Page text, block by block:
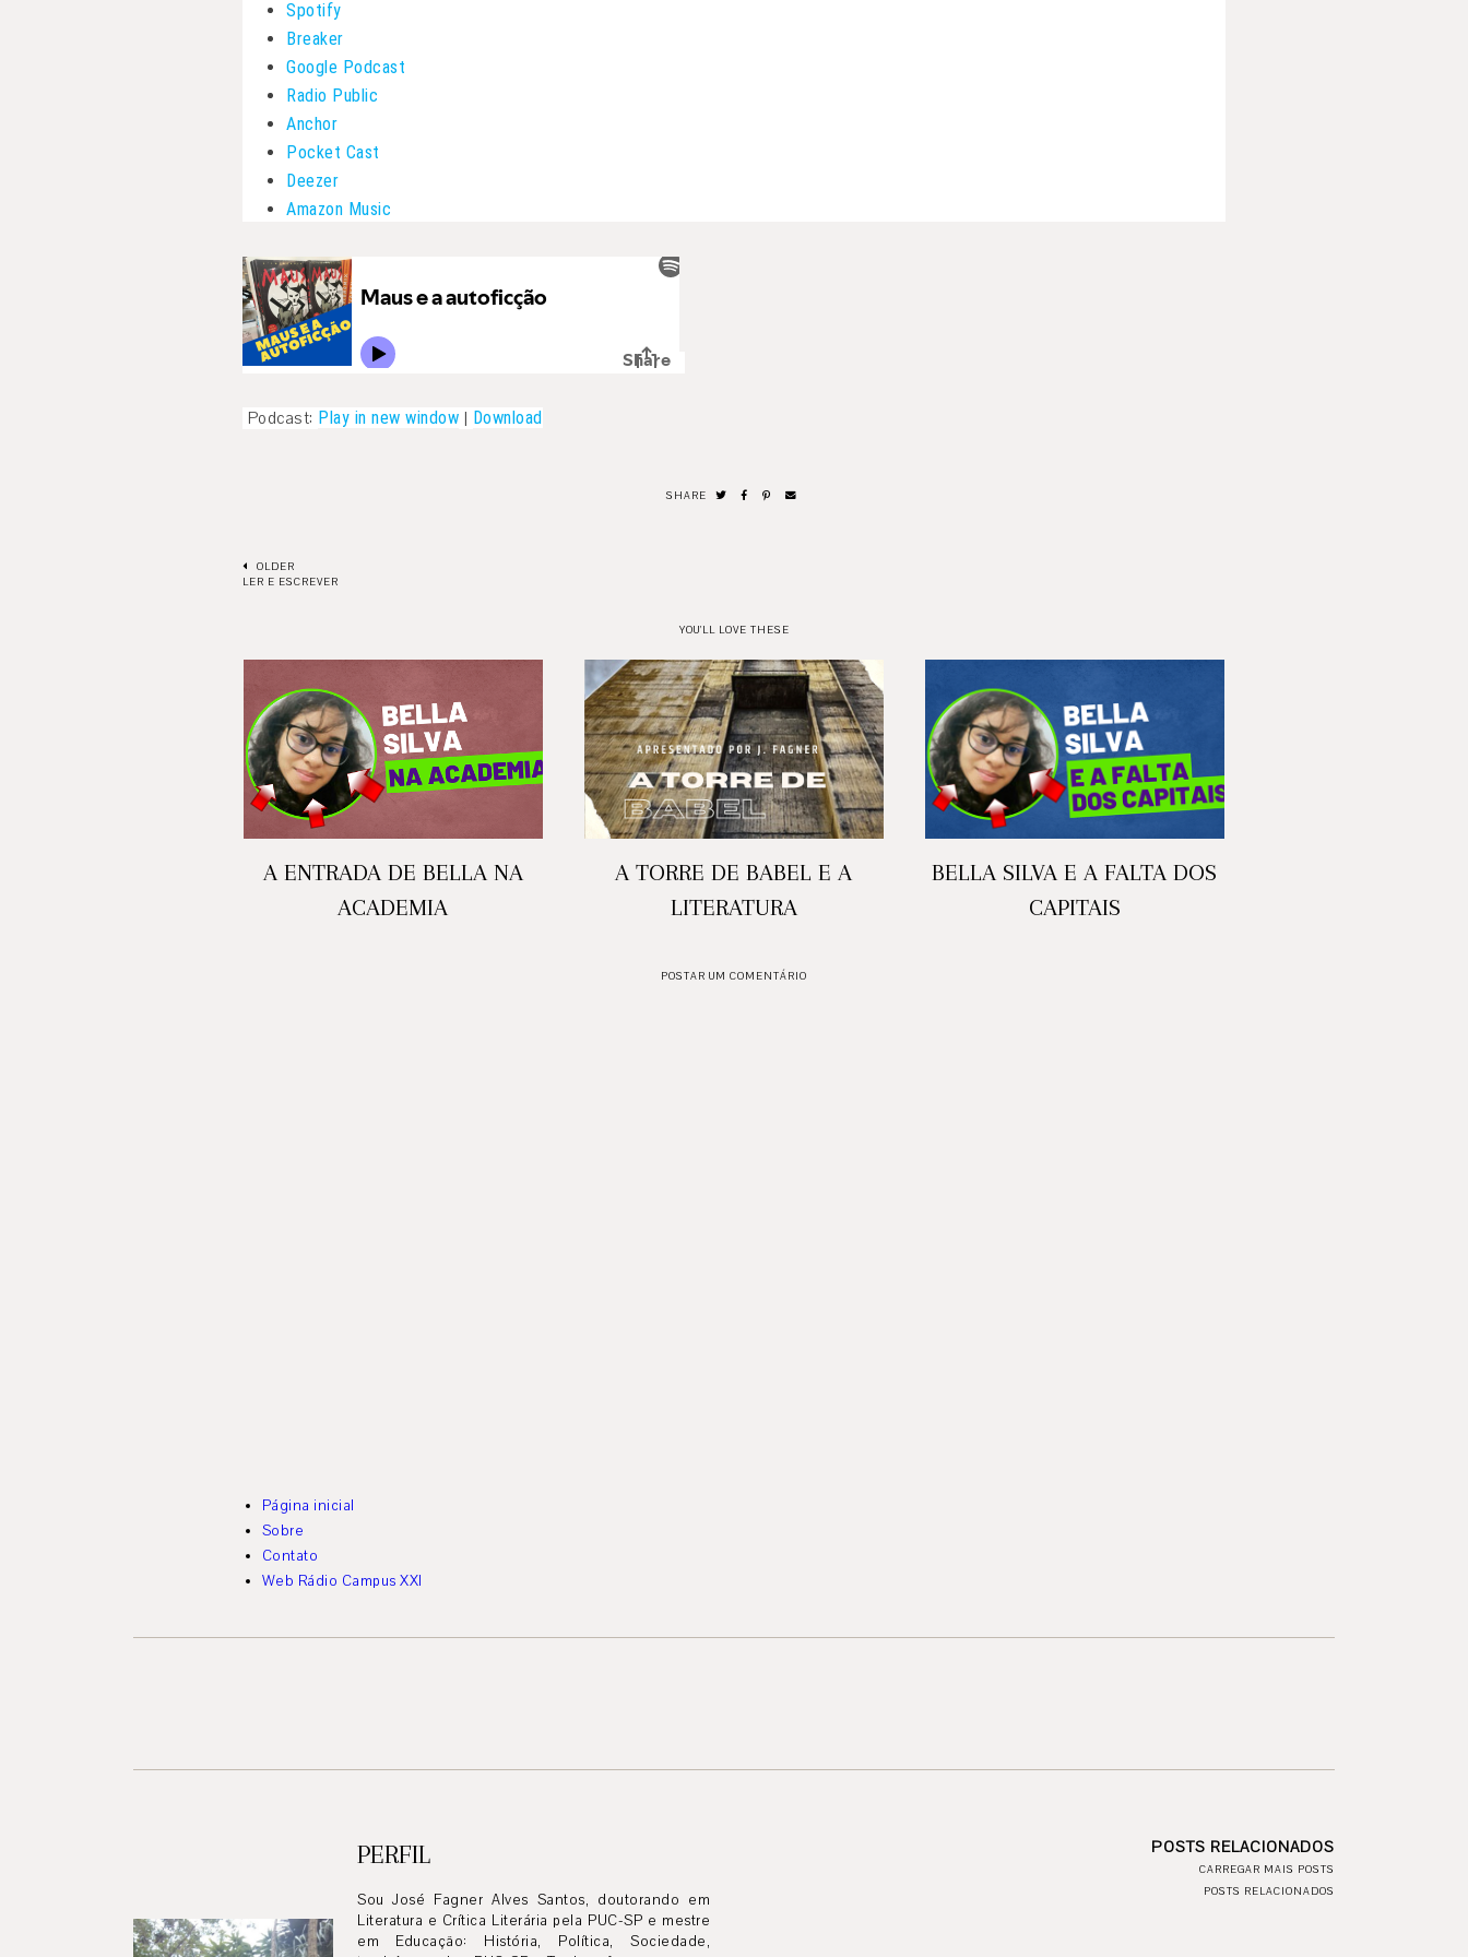
Spotify
Breaker
Google Podcast
Radio Public
Anchor
Pocket Cast
Deezer
Amazon Music
Podcast: Play in new window | Download
SHARE
OLDER
LER E ESCREVER
YOU'LL LOVE THESE
A ENTRADA DE BELLA NA
ACADEMIA
A TORRE DE BABEL E A
LITERATURA
BELLA SILVA E A FALTA DOS
CAPITAIS
POSTAR UM COMENTÁRIO
Página inicial
Sobre
Contato
Web Rádio Campus XXI
PERFIL
Sou José Fagner Alves Santos, doutorando em
Literatura e Crítica Literária pela PUC-SP e mestre
em Educação: História, Política, Sociedade,
POSTS RELACIONADOS
CARREGAR MAIS POSTS
POSTS RELACIONADOS